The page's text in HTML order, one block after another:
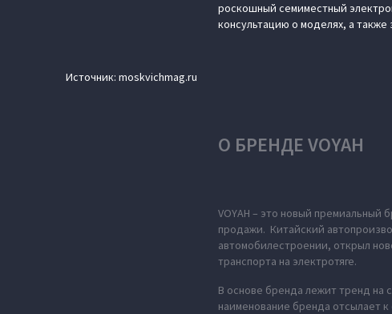
роскошный семиместный
консультацию о моделях, а также
Источник: moskvichmag.ru
О БРЕНДЕ VOYAH
VOYAH – это новый премиальный
продажи. Китайский
автомобилестроении, открыл
транспорта на электротяге.
В основе бренда лежит тренд на
наименование бренда отсылает